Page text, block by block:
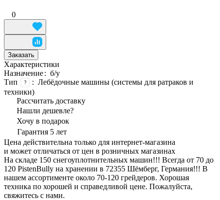
0
Заказать
Характеристики
Назначение: б/у
Тип
? : Лебёдочные машины (системы для ратраков и
техники)
Рассчитать доставку
Нашли дешевле?
Хочу в подарок
Гарантия 5 лет
Цена действительна только для интернет-магазина
и может отличаться от цен в розничных магазинах
На складе 150 снегоуплотнительных машин!!! Всегда от 70 до
120 PistenBully на хранении в 72355 Шёмберг, Германия!!! В
нашем ассортименте около 70-120 грейдеров. Хорошая
техника по хорошей и справедливой цене. Пожалуйста,
свяжитесь с нами.